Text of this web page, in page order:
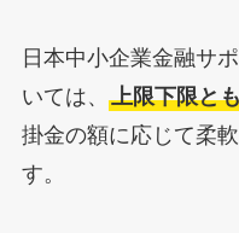
日本中小企業金融サ
いては、 上限下限と
掛金の額に応じて柔
す。